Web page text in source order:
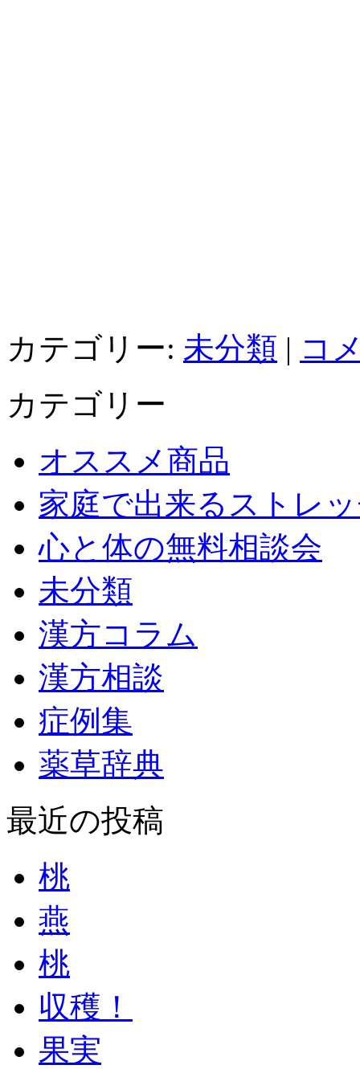
カテゴリー: 未分類 | コ
カテゴリー
オススメ商品
家庭で出来るストレ
心と体の無料相談会
未分類
漢方コラム
漢方相談
症例集
薬草辞典
最近の投稿
桃
燕
桃
収穫！
果実